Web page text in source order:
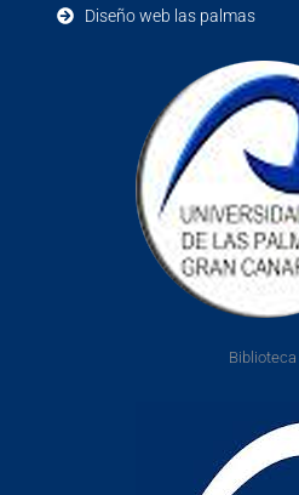
Diseño web las palmas
Biblioteca